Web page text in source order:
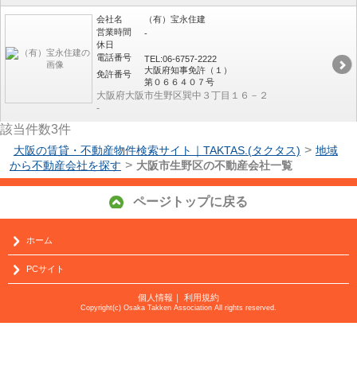
会社名
（有）宝永住建
営業時間
-
休日
電話番号
TEL:06-6757-2222
免許番号
大阪府知事免許（１）
第０６６４０７号
大阪府大阪市生野区巽中３丁目１６－２
-
該当件数3件
大阪の賃貸・不動産物件検索サイト｜TAKTAS.(タクタス) > 地域
から不動産会社を探す > 大阪市生野区の不動産会社一覧
ページトップに戻る
ホーム
PCサイト
個人情報 ｜ 利用規約
Copyright(c) Osaka Takken Association All rights reserved.